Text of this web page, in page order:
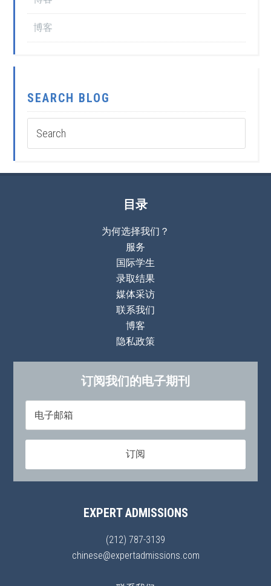
博客
SEARCH BLOG
目录
为何选择我们？
服务
国际学生
录取结果
媒体采访
联系我们
博客
隐私政策
订阅我们的电子期刊
EXPERT ADMISSIONS
(212) 787-3139
chinese@expertadmissions.com